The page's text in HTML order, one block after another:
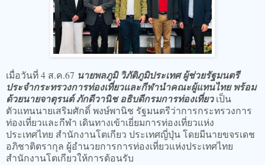
เมื่อวันที่ 4 ส.ค.67 นายพลภูมิ วิภัติภูมิประเทศ ผู้ช่วยรัฐมนตรี
ประจำกระทรวงการท่องเที่ยวและกีฬานำคณะผู้แทนไทย พร้อม
ด้วยนายจาตุรนต์ ภักดีวานิช อธิบดีกรมการท่องเที่ยวเป็น
ตัวแทนนายเสริมศักดิ์ พงษ์พานิช รัฐมนตรีว่าการกระทรวงการ
ท่องเที่ยวและกีฬา เดินทางเข้าเยี่ยมการท่องเที่ยวแห่ง
ประเทศไทย สำนักงานโตเกียว ประเทศญี่ปุ่น โดยมีนายขจรเดช
อภิชาติตรากุล ผู้อำนวยการการท่องเที่ยวแห่งประเทศไทย
สำนักงานโตเกียวให้การต้อนรับ